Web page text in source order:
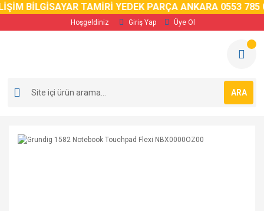
BİLGİSAYAR TAMİRİ YEDEK PARÇA ANKARA 0553 785 02
Hoşgeldiniz Giriş Yap Üye Ol
ARA